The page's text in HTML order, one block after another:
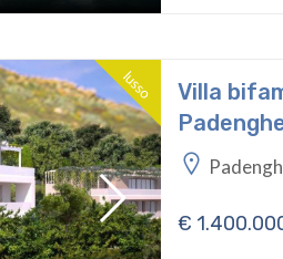
lusso
Villa
€